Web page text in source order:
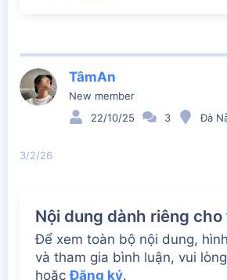
TâmAn
New member
22/10/25
3 Đà
3/2/26
Nội dung dành riêng
Để xem toàn bộ nội dung,
và tham gia bình luận, vui
hoặcĐăng ký.